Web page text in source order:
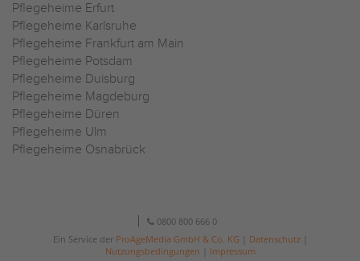
Pflegeheime Erfurt
Pflegeheime Karlsruhe
Pflegeheime Frankfurt am Main
Pflegeheime Potsdam
Pflegeheime Duisburg
Pflegeheime Magdeburg
Pflegeheime Düren
Pflegeheime Ulm
Pflegeheime Osnabrück
0800 800 666 0
Ein Service der ProAgeMedia GmbH & Co. KG Datenschutz|
Nutzungsbedingungen
Impressum